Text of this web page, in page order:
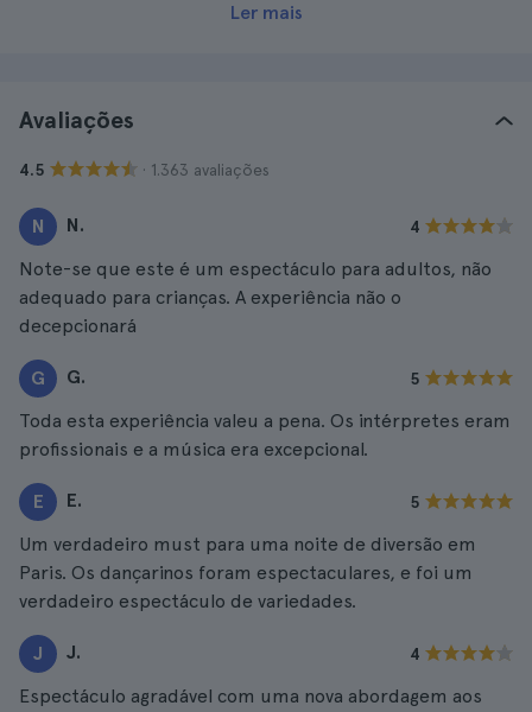
Ler mais
Avaliações
4.5 · 1.363 avaliações
N N. 4
Note-se que este é um espectáculo para adultos, não
adequado para crianças. A experiência não o
decepcionará
G G. 5
Toda esta experiência valeu a pena. Os intérpretes eram
profissionais e a música era excepcional.
E E. 5
Um verdadeiro must para uma noite de diversão em
Paris. Os dançarinos foram espectaculares, e foi um
verdadeiro espectáculo de variedades.
J J. 4
Espectáculo agradável com uma nova abordagem aos